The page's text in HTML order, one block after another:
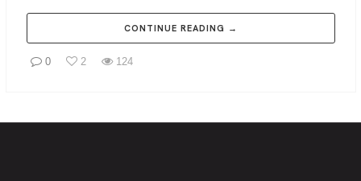
CONTINUE READING →
0 2 124